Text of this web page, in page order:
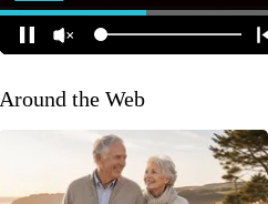
Around the Web